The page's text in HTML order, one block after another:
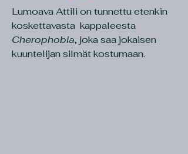
Lumoava Attili on tunnettu etenkin
koskettavasta kappaleesta
Cherophobia, joka saa jokaisen
kuuntelijan silmät kostumaan.